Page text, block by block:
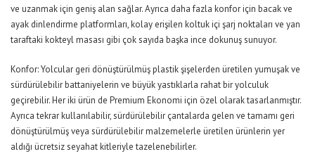
ve uzanmak için geniş alan sağlar. Ayrıca daha fazla konfor için bacak ve
ayak dinlendirme platformları, kolay erişilen koltuk içi şarj noktaları ve yan
taraftaki kokteyl masası gibi çok sayıda başka ince dokunuş sunuyor.
Konfor: Yolcular geri dönüştürülmüş plastik şişelerden üretilen yumuşak ve
sürdürülebilir battaniyelerin ve büyük yastıklarla rahat bir yolculuk
geçirebilir. Her iki ürün de Premium Ekonomi için özel olarak tasarlanmıştır.
Ayrıca tekrar kullanılabilir, sürdürülebilir çantalarda gelen ve tamamı geri
dönüştürülmüş veya sürdürülebilir malzemelerle üretilen ürünlerin yer
aldığı ücretsiz seyahat kitleriyle tazelenebilirler.